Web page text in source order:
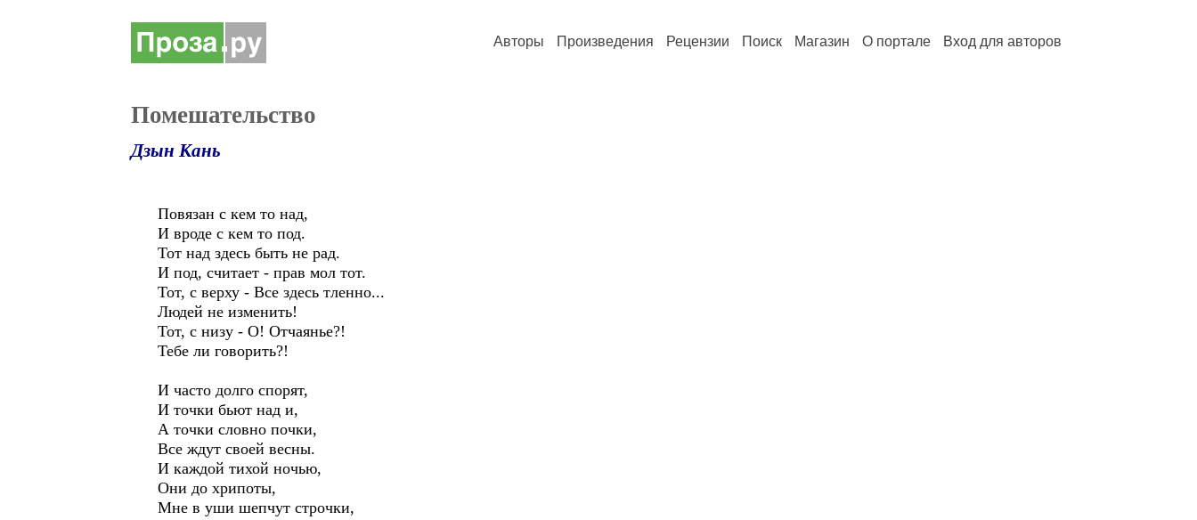
Авторы Произведения Рецензии Поиск Магазин О портале Вход для авторов
Помешательство
Дзын Кань
Повязан с кем то над,
И вроде с кем то под.
Тот над здесь быть не рад.
И под, считает - прав мол тот.
Тот, с верху - Все здесь тленно...
Людей не изменить!
Тот, с низу - О! Отчаянье?!
Тебе ли говорить?!
И часто долго спорят,
И точки бьют над и,
А точки словно почки,
Все ждут своей весны.
И каждой тихой ночью,
Они до хрипоты,
Мне в уши шепчут строчки,